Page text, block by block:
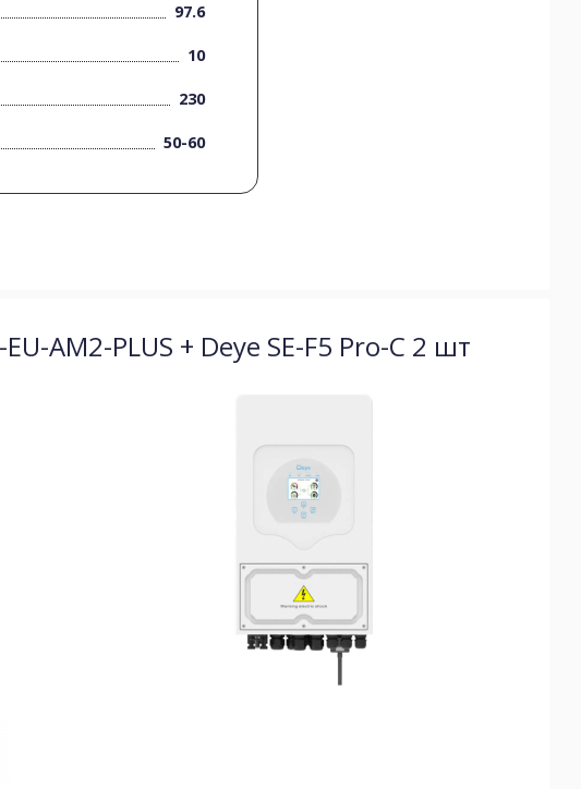
97.6
10
230
50-60
AM2-PLUS + Deye SE-F5 Pro-С 2 шт